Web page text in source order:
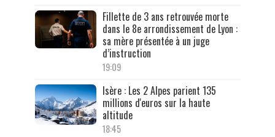
Fillette de 3 ans retrouvée morte
dans le 8e arrondissement de Lyon :
sa mère présentée à un juge
d’instruction
19:09
Isère : Les 2 Alpes parient 135
millions d'euros sur la haute
altitude
18:45